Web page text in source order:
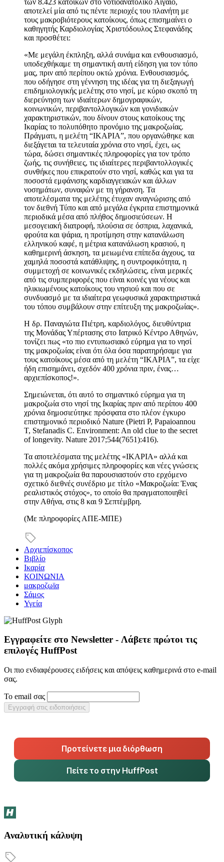
αποτελεί μία από τις πέντε περιοχές του πλανήτη με
τους μακροβιότερους κατοίκους, όπως επισημαίνει ο
καθηγητής Καρδιολογίας Χριστόδουλος Στεφανάδης
και προσθέτει:
«Με μεγάλη έκπληξη, αλλά συνάμα και ενθουσιασμό,
υποδεχθήκαμε τη σημαντική αυτή είδηση για τον τόπο
μας, πριν από περίπου οκτώ χρόνια. Ενθουσιασμός,
που οδήγησε στη γέννηση της ιδέας για τη διεξαγωγή
επιδημιολογικής μελέτης στο νησί, με κύριο σκοπό τη
διερεύνηση των ιδιαίτερων δημογραφικών,
κοινωνικών, περιβαντολλογικών και γονιδιακών
χαρακτηριστικών, που δίνουν στους κατοίκους της
Ικαρίας το πολυπόθητο προνόμιο της μακροζωίας.
Πράγματι, η μελέτη “ΙΚΑΡΙΑ”, που οργανώθηκε και
διεξάγεται τα τελευταία χρόνια στο νησί, έχει, ως
τώρα, δώσει σημαντικές πληροφορίες για τον τρόπο
ζωής, τις συνήθειες, τις ιδιαίτερες περιβαντολλογικές
συνθήκες που επικρατούν στο νησί, καθώς και για τα
ποσοστά εμφάνισης καρδιαγγειακών και άλλων
νοσημάτων, συναφών με τη γήρανση. Τα
αποτελέσματα της μελέτης έτυχαν αναγνώρισης από
τον διεθνή Τύπο και από μεγάλα έγκριτα επιστημονικά
περιοδικά μέσα από πλήθος δημοσιεύσεων. Η
μεσογειακή διατροφή, πλούσια σε όσπρια, λαχανικά,
φρούτα και ψάρια, η προτίμηση στην κατανάλωση
ελληνικού καφέ, η μέτρια κατανάλωση κρασιού, η
καθημερινή άσκηση, τα μειωμένα επίπεδα άγχους, τα
χαμηλά ποσοστά κατάθλιψης, η συντροφικότητα, η
συμμετοχή σε κοινωνικές εκδηλώσεις, είναι μερικές
από τις συμπεριφορές που είναι κοινές για νέους και
ηλικιωμένους κατοίκους του νησιού και που σε
συνδυασμό με τα ιδιαίτερα γεωφυσικά χαρακτηριστικά
του τόπου συμβάλουν στην επίτευξη της μακροζωίας».
Η δρ. Παναγιώτα Πιέτρη, καρδιολόγος, διευθύντρια
της Μονάδας Υπέρτασης στο Ιατρικό Κέντρο Αθηνών,
τονίζει πως «το πιο εντυπωσιακό εύρημα για το νησί
της μακροζωίας είναι ότι όλα όσα παρατηρήσαμε για
τους κατοίκους μέσα από τη μελέτη “ΙΚΑΡΙΑ”, τα είχε
ήδη επισημάνει, σχεδόν 400 χρόνια πριν, ένας…
αρχιεπίσκοπος!».
Σημειώνεται, ότι αυτό το σημαντικό εύρημα για τη
μακροζωία στο νησί της Ικαρίας πριν από περίπου 400
χρόνια δημοσιεύτηκε πρόσφατα στο πλέον έγκυρο
επιστημονικό περιοδικό Nature (Pietri P, Papaioannou
T, Stefanadis C. Environment: An old clue to the secret
of longevity. Nature 2017;544(7651):416).
Τα αποτελέσματα της μελέτης «ΙΚΑΡΙΑ» αλλά και
πολλές ακόμα χρήσιμες πληροφορίες και νέες γνώσεις
για τη μακροζωία θα παρουσιαστούν στο ερχόμενο
σχετικό διεθνές συνέδριο με τίτλο «Μακροζωία: Ένας
ρεαλιστικός στόχος», το οποίο θα πραγματοποιηθεί
στην Αθήνα, στις 8 και 9 Σεπτέμβρη.
(Με πληροφορίες ΑΠΕ-ΜΠΕ)
Αρχιεπίσκοπος
Βιβλίο
Ικαρία
ΚΟΙΝΩΝΙΑ
μακροζωϊα
Σάμος
Υγεία
Εγγραφείτε στο Newsletter - Λάβετε πρώτοι τις
επιλογές HuffPost
Οι πιο ενδιαφέρουσες ειδήσεις και απόψεις καθημερινά στο e-mail
σας.
Το email σας
Εγγραφή στις ειδοποιήσεις
Προτείνετε μια διόρθωση
Πείτε το στην HuffPost
Αναλυτική κάλυψη